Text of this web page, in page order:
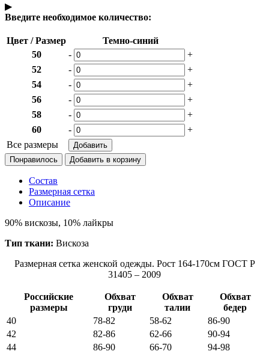
▶
Введите необходимое количество:
Цвет / Размер
Темно-синий
50
-
+
52
-
+
54
-
+
56
-
+
58
-
+
60
-
+
Все размеры
Понравилось
Состав
Размерная сетка
Описание
90% вискозы, 10% лайкры
Тип ткани: Вискоза
Размерная сетка женской одежды. Рост 164-170см ГОСТ Р
31405 – 2009
Российские
размеры
Обхват
груди
Обхват
талии
Обхват
бедер
40
78-82 58-62
86-90
42
82-86 62-66
90-94
44
86-90 66-70
94-98